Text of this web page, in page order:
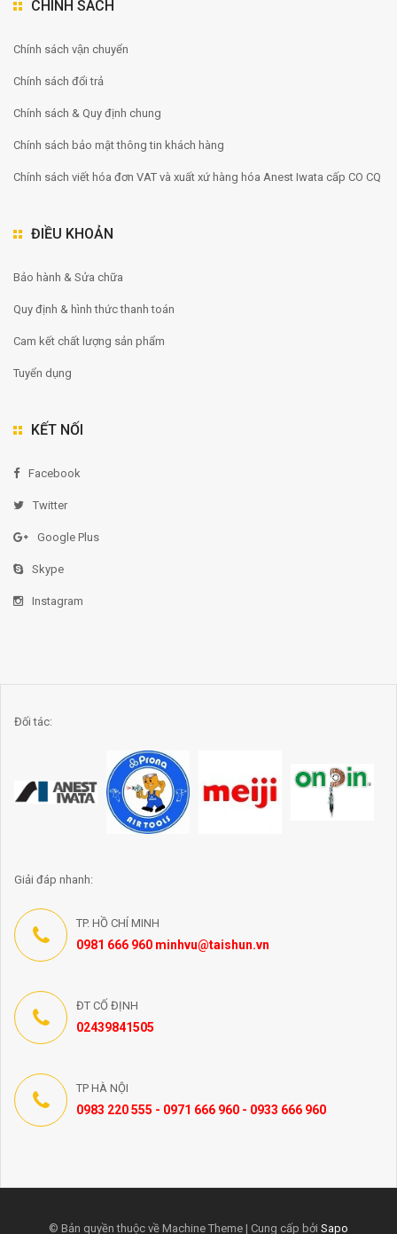
CHÍNH SÁCH
Chính sách vận chuyển
Chính sách đổi trả
Chính sách & Quy định chung
Chính sách bảo mật thông tin khách hàng
Chính sách viết hóa đơn VAT và xuất xứ hàng hóa Anest Iwata cấp CO CQ
ĐIỀU KHOẢN
Bảo hành & Sửa chữa
Quy định & hình thức thanh toán
Cam kết chất lượng sản phẩm
Tuyển dụng
KẾT NỐI
Facebook
Twitter
Google Plus
Skype
Instagram
Đối tác:
Giải đáp nhanh:
TP. HỒ CHÍ MINH
0981 666 960 minhvu@taishun.vn
ĐT CỐ ĐỊNH
02439841505
TP HÀ NỘI
0983 220 555 - 0971 666 960 - 0933 666 960
© Bản quyền thuộc về Machine Theme | Cung cấp bởi Sapo